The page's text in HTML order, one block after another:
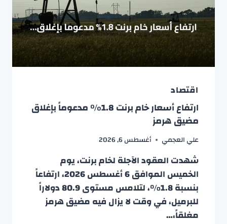
اقتصاد
ارتفاع أسعار خام برنت 1.8% مدعوماً بإغلاق
مضيق هرمز
علي العجمي أغسطس 6, 2026
شهدت العقود الآجلة لخام برنت، يوم
الخميس الموافق 6 أغسطس 2026، ارتفاعاً
بنسبة 1.8%، لتلامس مستوى 80.9 دولاراً
للبرميل، في وقت لا يزال فيه مضيق هرمز
مغلقاً،…